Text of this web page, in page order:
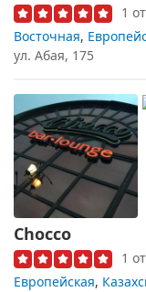
1
Восточная,
ул. Абая, 175
Chocco
1
Европейская,